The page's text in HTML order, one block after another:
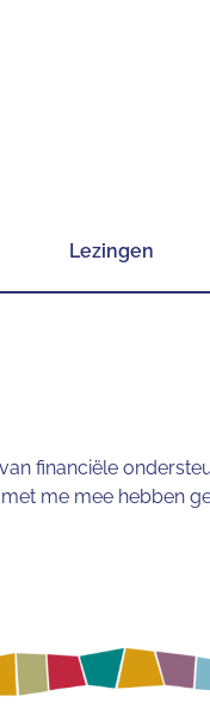
Lezingen
financiële
me mee hebben